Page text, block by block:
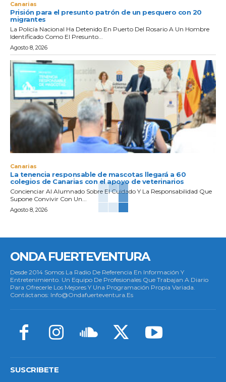
Canarias
Prisión para el presunto patrón de un pesquero con 20
migrantes
La Policía Nacional Ha Detenido En Puerto Del Rosario A Un Hombre
Identificado Como El Presunto...
Agosto 8, 2026
Canarias
La tenencia responsable de mascotas llegará a 60
colegios de Canarias con el apoyo de veterinarios
Concienciar Al Alumnado Sobre El Cuidado Y La Responsabilidad Que
Supone Convivir Con Un...
Agosto 8, 2026
ONDA FUERTEVENTURA
Desde 2014 Somos La Radio De Referencia En Información Y
Entretenimiento. Un Equipo De Profesionales Que Trabajan A Diario
Para Ofrecerle Los Mejores Y Una Programación Propia Variada.
Contáctanos: Info@ondafuerteventura.es
SUSCRIBETE